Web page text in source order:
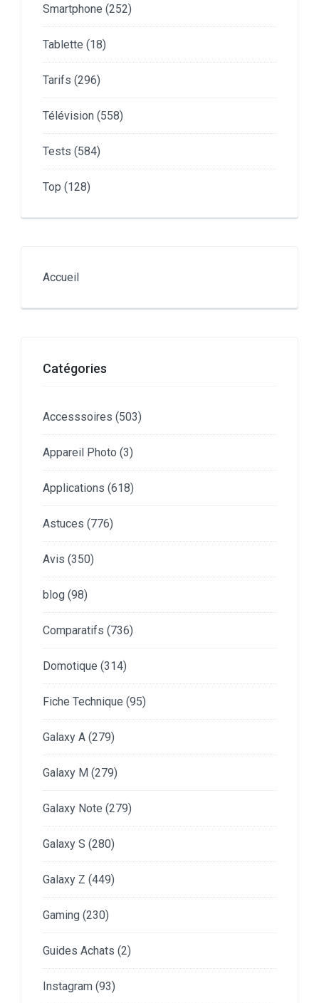
Smartphone (252)
Tablette (18)
Tarifs (296)
Télévision (558)
Tests (584)
Top (128)
Accueil
Catégories
Accesssoires (503)
Appareil Photo (3)
Applications (618)
Astuces (776)
Avis (350)
blog (98)
Comparatifs (736)
Domotique (314)
Fiche Technique (95)
Galaxy A (279)
Galaxy M (279)
Galaxy Note (279)
Galaxy S (280)
Galaxy Z (449)
Gaming (230)
Guides Achats (2)
Instagram (93)